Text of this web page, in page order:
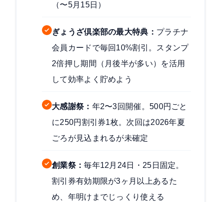
（〜5月15日）
ぎょうざ倶楽部の最大特典： プラチナ
会員カードで毎回10%割引。スタンプ
2倍押し期間（月後半が多い）を活用
して効率よく貯めよう
大感謝祭： 年2〜3回開催。500円ごと
に250円割引券1枚。次回は2026年夏
ごろが見込まれるが未確定
創業祭：毎年12月24日・25日固定。
割引券有効期限が3ヶ月以上あるた
め、年明けまでじっくり使える